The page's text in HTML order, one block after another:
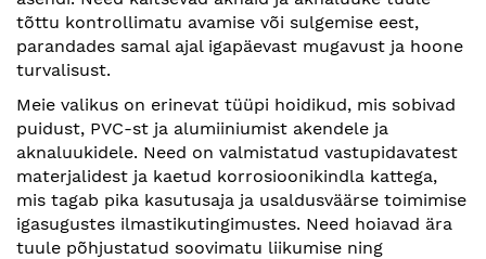
tõttu kontrollimatu avamise või sulgemise eest,
parandades samal ajal igapäevast mugavust ja hoone
turvalisust.
Meie valikus on erinevat tüüpi hoidikud, mis sobivad
puidust, PVC-st ja alumiiniumist akendele ja
aknaluukidele. Need on valmistatud vastupidavatest
materjalidest ja kaetud korrosioonikindla kattega,
mis tagab pika kasutusaja ja usaldusväärse toimimise
igasugustes ilmastikutingimustes. Need hoiavad ära
tuule põhjustatud soovimatu liikumise ning